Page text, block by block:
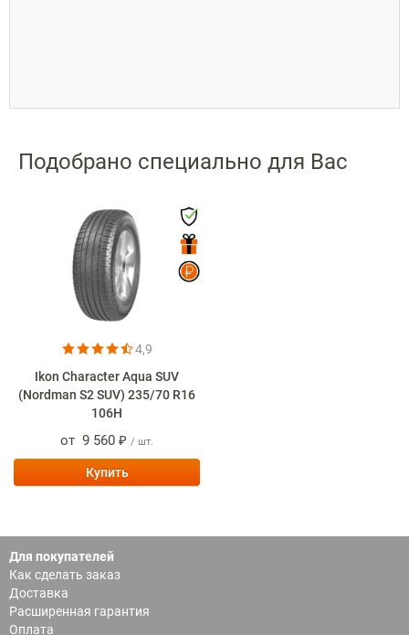
Подобрано специально для Вас
4,9
Ikon Character Aqua SUV
(Nordman S2 SUV) 235/70 R16
106H
от 9 560 ₽ / шт.
Купить
Для покупателей
Как сделать заказ
Доставка
Расширенная гарантия
Оплата